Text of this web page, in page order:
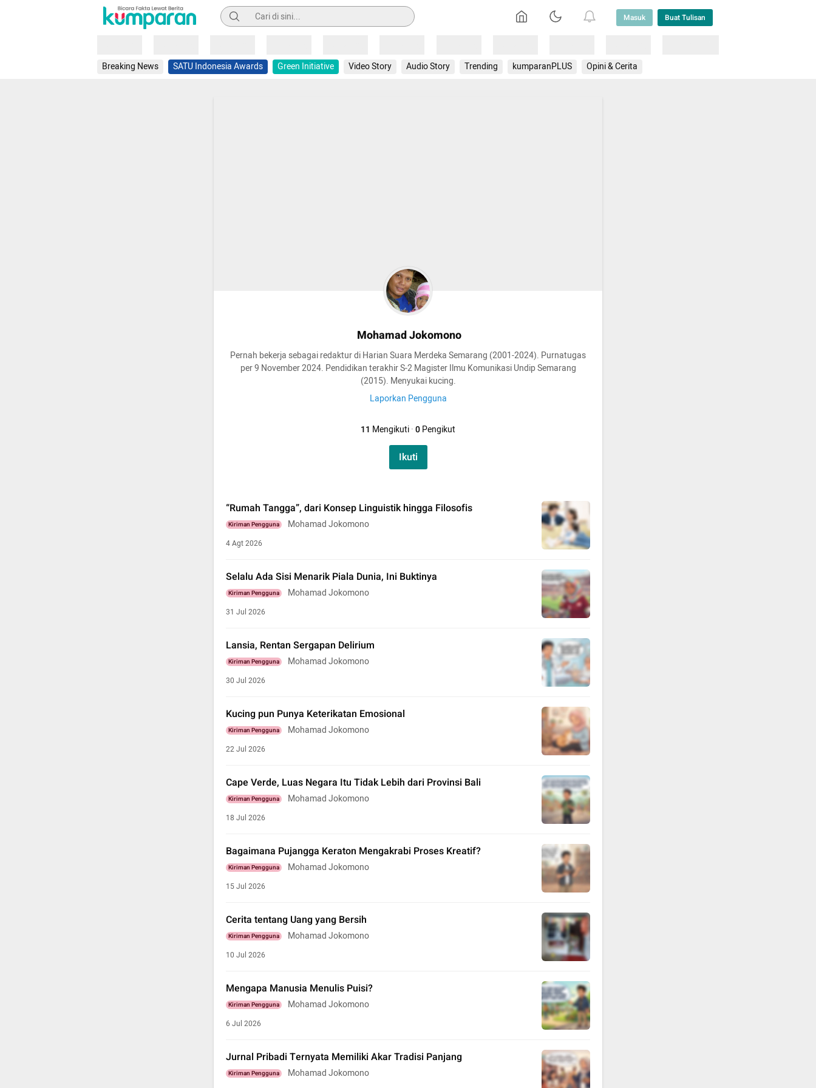
Pencarian Masuk Buat Tulisan
Breaking News SATU Indonesia Awards Green Initiative Video Story Audio Story Trending kumparanPLUS Opini & Cerita
Mohamad Jokomono
Pernah bekerja sebagai redaktur di Harian Suara Merdeka Semarang (2001-2024). Purnatugas
per 9 November 2024. Pendidikan terakhir S-2 Magister Ilmu Komunikasi Undip Semarang
(2015). Menyukai kucing.
Laporkan Pengguna
11 Mengikuti·0Pengikut
Ikuti
“Rumah Tangga”, dari Konsep Linguistik hingga Filosofis
Kiriman Pengguna Mohamad Jokomono
4 Agt 2026
Selalu Ada Sisi Menarik Piala Dunia, Ini Buktinya
Kiriman Pengguna Mohamad Jokomono
31 Jul 2026
Lansia, Rentan Sergapan Delirium
Kiriman Pengguna Mohamad Jokomono
30 Jul 2026
Kucing pun Punya Keterikatan Emosional
Kiriman Pengguna Mohamad Jokomono
22 Jul 2026
Cape Verde, Luas Negara Itu Tidak Lebih dari Provinsi Bali
Kiriman Pengguna Mohamad Jokomono
18 Jul 2026
Bagaimana Pujangga Keraton Mengakrabi Proses Kreatif?
Kiriman Pengguna Mohamad Jokomono
15 Jul 2026
Cerita tentang Uang yang Bersih
Kiriman Pengguna Mohamad Jokomono
10 Jul 2026
Mengapa Manusia Menulis Puisi?
Kiriman Pengguna Mohamad Jokomono
6 Jul 2026
Jurnal Pribadi Ternyata Memiliki Akar Tradisi Panjang
Kiriman Pengguna Mohamad Jokomono